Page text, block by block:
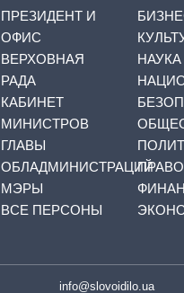
ПРЕЗИДЕНТ И
ОФИС
ВЕРХОВНАЯ
РАДА
КАБИНЕТ
МИНИСТРОВ
ГЛАВЫ
ОБЛАДМИНИСТРАЦИЙ
МЭРЫ
ВСЕ ПЕРСОНЫ
НАУКА
ПРАВО
info@slovoidilo.ua